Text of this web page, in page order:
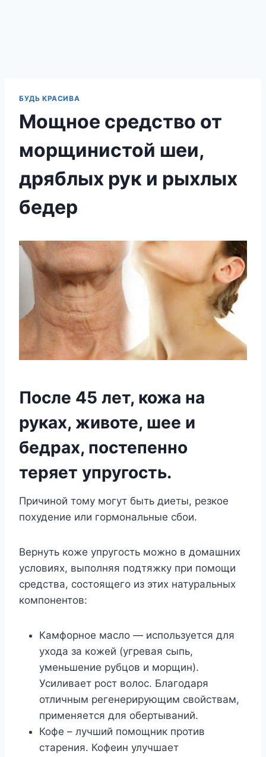
БУДЬ КРАСИВА
Мощное средство от
морщинистой шеи,
дряблых рук и рыхлых
бедер
После 45 лет, кожа на
руках, животе, шее и
бедрах, постепенно
теряет упругость.
Причиной тому могут быть диеты, резкое
похудение или гормональные сбои.
Вернуть коже упругость можно в домашних
условиях, выполняя подтяжку при помощи
средства, состоящего из этих натуральных
компонентов:
Камфорное масло — используется для
ухода за кожей (угревая сыпь,
уменьшение рубцов и морщин).
Усиливает рост волос. Благодаря
отличным регенерирующим свойствам,
применяется для обертываний.
Кофе – лучший помощник против
старения. Кофеин улучшает